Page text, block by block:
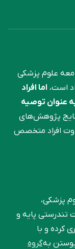
علوم ‌پزشکی
است، اما افراد
عنوان توصیه
پژوهش‌های
افراد متخصص
پزشکی،
تندرستی پایه و
کرده و با
بهگروه